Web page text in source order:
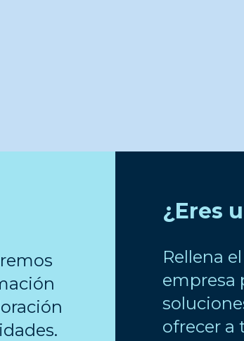
¿Eres
Rellena
empresa
ofrecer a